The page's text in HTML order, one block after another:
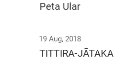
Peta Ular
19 Aug, 2018
TITTIRA-JĀTAKA